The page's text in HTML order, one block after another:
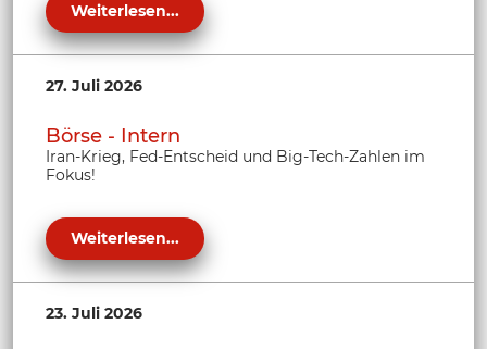
Weiterlesen...
27. Juli 2026
Börse - Intern
Iran-Krieg, Fed-Entscheid und Big-Tech-Zahlen im
Fokus!
Weiterlesen...
23. Juli 2026